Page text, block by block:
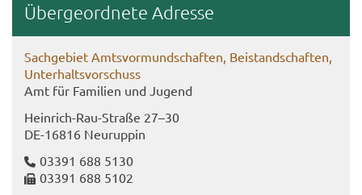
Über­ge­ord­ne­te Adres­se
Sach­ge­biet Amts­vor­mund­schaf­ten, Bei­stand­schaf­ten,
Un­ter­halts­vor­schuss
Amt für Fa­mi­li­en und Ju­gend
Heinrich-​Rau-Straße 27–30
DE-​16816 Neu­rup­pin
03391 688 5130
03391 688 5102